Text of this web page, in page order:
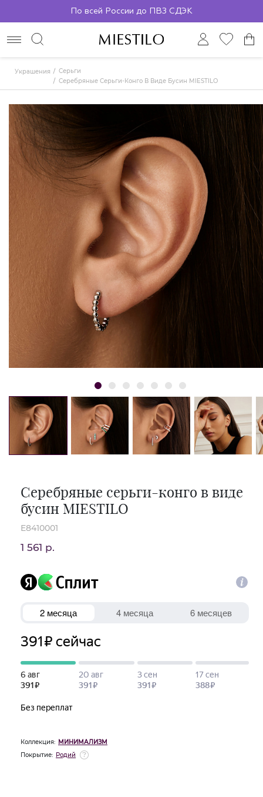
По всей России до ПВЗ СДЭК
Украшения
Серьги
Серебряные Серьги-Конго В Виде Бусин MIESTILO
Серебряные серьги-конго в виде
бусин MIESTILO
E8410001
1 561 р.
Коллекция: МИНИМАЛИЗМ
Покрытие: Родий